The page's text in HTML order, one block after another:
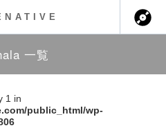
一覧
1 in
public_html/wp-